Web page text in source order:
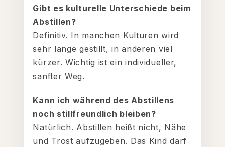
Gibt es kulturelle Unterschiede beim
Abstillen?
Definitiv. In manchen Kulturen wird
sehr lange gestillt, in anderen viel
kürzer. Wichtig ist ein individueller,
sanfter Weg.
Kann ich während des Abstillens
noch stillfreundlich bleiben?
Natürlich. Abstillen heißt nicht, Nähe
und Trost aufzugeben. Das Kind darf